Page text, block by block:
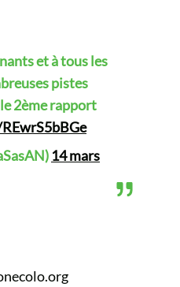
et à tous les
pistes
2ème rapport
14 mars